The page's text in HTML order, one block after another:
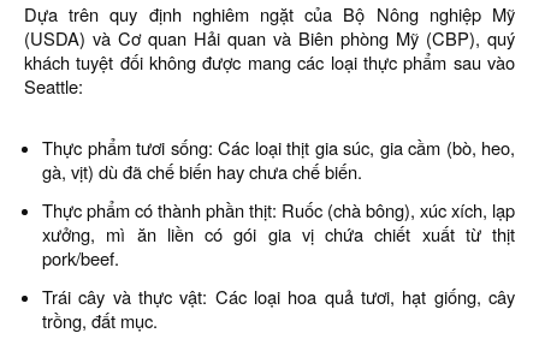
Dựa trên quy định nghiêm ngặt của Bộ Nông nghiệp Mỹ
(USDA) và Cơ quan Hải quan và Biên phòng Mỹ (CBP), quý
khách tuyệt đối không được mang các loại thực phẩm sau vào
Seattle:
Thực phẩm tươi sống: Các loại thịt gia súc, gia cầm (bò, heo,
gà, vịt) dù đã chế biến hay chưa chế biến.
Thực phẩm có thành phần thịt: Ruốc (chà bông), xúc xích, lạp
xưởng, mì ăn liền có gói gia vị chứa chiết xuất từ thịt
pork/beef.
Trái cây và thực vật: Các loại hoa quả tươi, hạt giống, cây
trồng, đất mục.